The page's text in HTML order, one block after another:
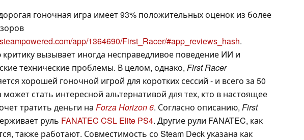
гоночная игра имеет 93% положительных оценок из более
app/1364690/First_Racer/#app_reviews_hash.
вызывает иногда несправедливое поведение ИИ и
технические проблемы. В целом, однако, First Racer
хорошей гоночной игрой для коротких сессий - и всего за 50
может стать интересной альтернативой для тех, кто в настоящее
тратить деньги на Forza Horizon 6. Согласно описанию, First
руль FANATEC CSL Elite PS4. Другие рули FANATEC, как
также работают. Совместимость со Steam Deck указана как